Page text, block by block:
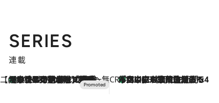
SERIES
連載
【CREA×星野リゾート】唯一無二。癒しと発見が待つ場所へ
2026.8.7
【トンボの足水浴】ヒノキの香りに包まれて涼感マックス！約13℃の湧水かけ流しを避暑地「星野温泉 トンボの湯」で体験 CREA'S CHOICE
2026.8.7
「立川にも歌舞伎があるんだよ」 片岡仁左衛門・市川中車ら豪華座組みで4年目の立川立飛歌舞伎へ